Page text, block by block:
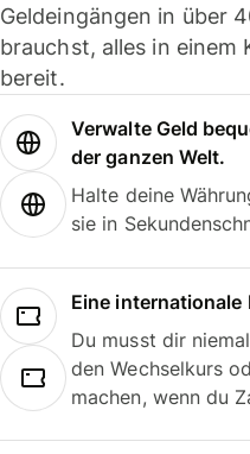
Geldeingängen in über
brauchst, alles in einem
bereit.
Verwalte Geld
der ganzen Welt.
Halte deine
sie in
Eine internationale
Du musst dir
den Wechselkurs
machen, wenn du